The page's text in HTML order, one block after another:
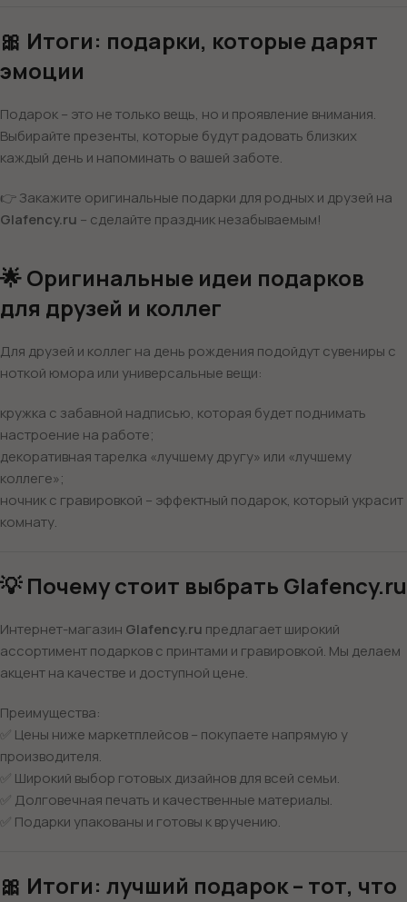
🎀 Итоги: подарки, которые дарят
эмоции
Подарок – это не только вещь, но и проявление внимания.
Выбирайте презенты, которые будут радовать близких
каждый день и напоминать о вашей заботе.
👉 Закажите оригинальные подарки для родных и друзей на
Glafency.ru – сделайте праздник незабываемым!
🌟 Оригинальные идеи подарков
для друзей и коллег
Для друзей и коллег на день рождения подойдут сувениры с
ноткой юмора или универсальные вещи:
кружка с забавной надписью, которая будет поднимать
настроение на работе;
декоративная тарелка «лучшему другу» или «лучшему
коллеге»;
ночник с гравировкой – эффектный подарок, который украсит
комнату.
💡 Почему стоит выбрать Glafency.ru
Интернет-магазин Glafency.ru предлагает широкий
ассортимент подарков с принтами и гравировкой. Мы делаем
акцент на качестве и доступной цене.
Преимущества:
✅ Цены ниже маркетплейсов – покупаете напрямую у
производителя.
✅ Широкий выбор готовых дизайнов для всей семьи.
✅ Долговечная печать и качественные материалы.
✅ Подарки упакованы и готовы к вручению.
🎀 Итоги: лучший подарок – тот, что